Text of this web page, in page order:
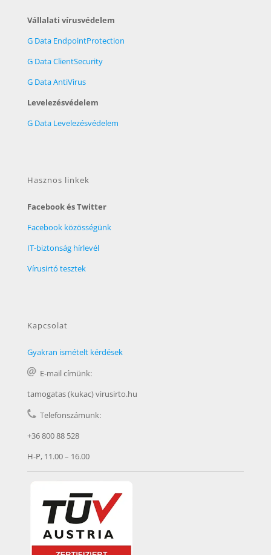
Vállalati vírusvédelem
G Data EndpointProtection
G Data ClientSecurity
G Data AntiVirus
Levelezésvédelem
G Data Levelezésvédelem
Hasznos linkek
Facebook és Twitter
Facebook közösségünk
IT-biztonság hírlevél
Vírusirtó tesztek
Kapcsolat
Gyakran ismételt kérdések
E-mail címünk:
tamogatas (kukac) virusirto.hu
Telefonszámunk:
+36 800 88 528
H-P, 11.00 – 16.00